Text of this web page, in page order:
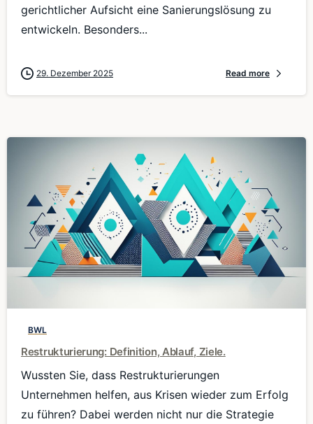
gerichtlicher Aufsicht eine Sanierungslösung zu
entwickeln. Besonders...
29. Dezember 2025 Read more
0
BWL
Restrukturierung: Definition, Ablauf, Ziele.
Wussten Sie, dass Restrukturierungen
Unternehmen helfen, aus Krisen wieder zum Erfolg
zu führen? Dabei werden nicht nur die Strategie